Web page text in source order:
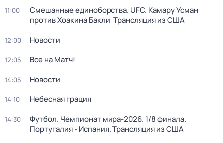
11:00
Смешанные единоборства. UFC. Камару Усман
против Хоакина Бакли. Трансляция из США
12:00 Новости
12:05 Все на Матч!
14:05 Новости
14:10 Небесная грация
14:30
Футбол. Чемпионат мира-2026. 1/8 финала.
Португалия - Испания. Трансляция из США